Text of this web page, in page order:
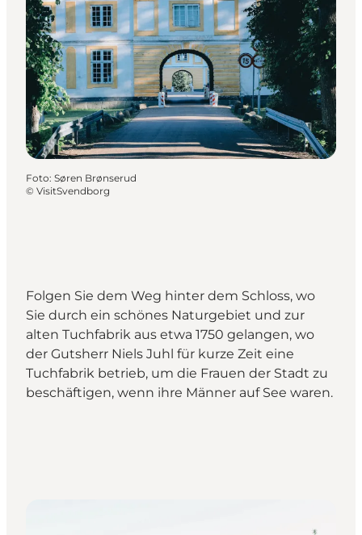
Foto: Søren Brønserud
© VisitSvendborg
Folgen Sie dem Weg hinter dem Schloss, wo
Sie durch ein schönes Naturgebiet und zur
alten Tuchfabrik aus etwa 1750 gelangen, wo
der Gutsherr Niels Juhl für kurze Zeit eine
Tuchfabrik betrieb, um die Frauen der Stadt zu
beschäftigen, wenn ihre Männer auf See waren.